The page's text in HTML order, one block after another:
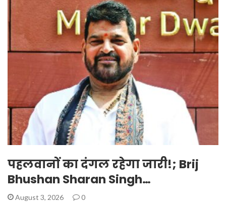
पहलवानों का दंगल रहेगा जारी!; Brij
Bhushan Sharan Singh…
August 3, 2026 0